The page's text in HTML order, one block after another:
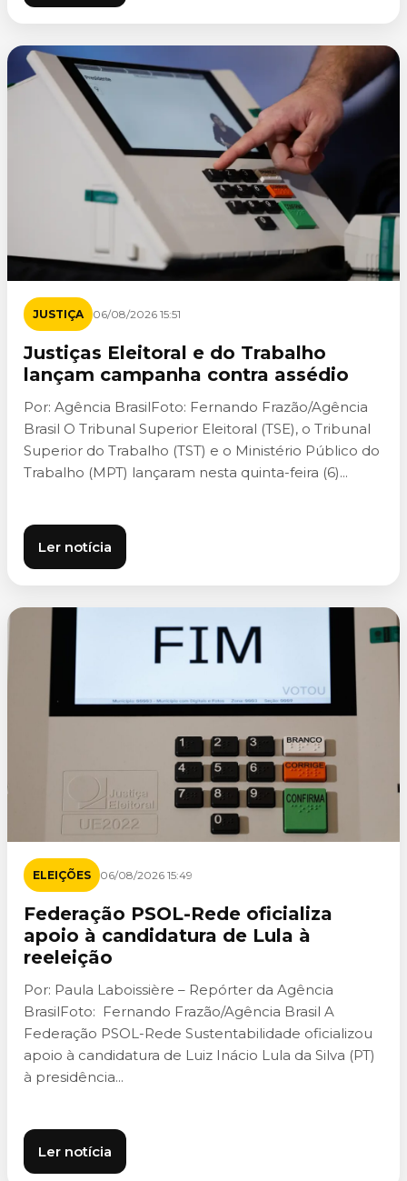
JUSTIÇA 06/08/2026 15:51
Justiças Eleitoral e do Trabalho
lançam campanha contra assédio
Por: Agência BrasilFoto: Fernando Frazão/Agência
Brasil O Tribunal Superior Eleitoral (TSE), o Tribunal
Superior do Trabalho (TST) e o Ministério Público do
Trabalho (MPT) lançaram nesta quinta-feira (6)...
Ler notícia
ELEIÇÕES 06/08/2026 15:49
Federação PSOL-Rede oficializa
apoio à candidatura de Lula à
reeleição
Por: Paula Laboissière – Repórter da Agência
BrasilFoto: Fernando Frazão/Agência Brasil A
Federação PSOL-Rede Sustentabilidade oficializou
apoio à candidatura de Luiz Inácio Lula da Silva (PT)
à presidência...
Ler notícia